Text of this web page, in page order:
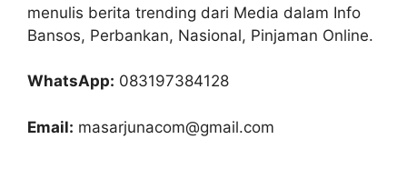
menulis berita trending dari Media dalam Info
Bansos, Perbankan, Nasional, Pinjaman Online.
WhatsApp: 083197384128
Email: masarjunacom@gmail.com